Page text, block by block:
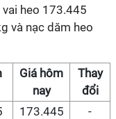
heo 173.445
và nạc dăm heo
Giá hôm
nay
Thay
đổi
173.445
-